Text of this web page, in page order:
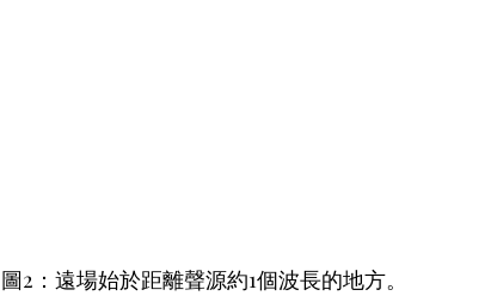
圖2：遠場始於距離聲源約1個波長的地方。